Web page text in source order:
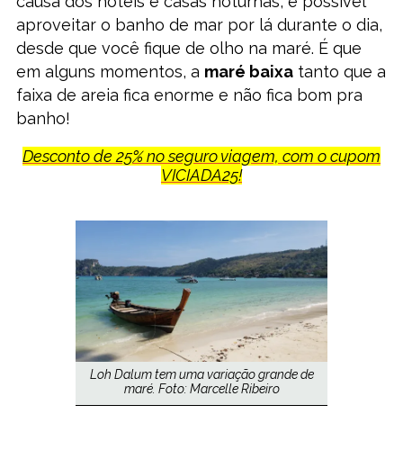
aproveitar o banho de mar por lá durante o dia,
desde que você fique de olho na maré. É que
em alguns momentos, a maré baixatanto que a
faixa de areia fica enorme e não fica bom pra
banho!
Desconto de 25% no seguro viagem, com o cupom
VICIADA25!
Loh Dalum tem uma variação grande de
maré. Foto: Marcelle Ribeiro